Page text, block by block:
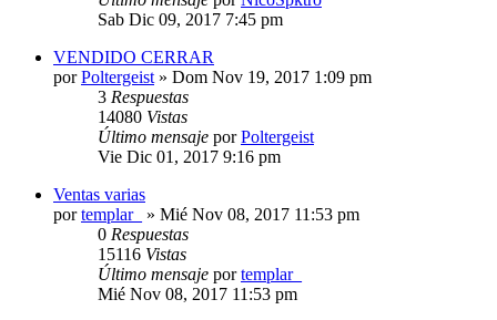
Sab Dic 09, 2017 7:45 pm
VENDIDO CERRAR
porPoltergeist » Dom Nov 19, 2017 1:09 pm
3 Respuestas
14080 Vistas
Último mensaje porPoltergeist
Vie Dic 01, 2017 9:16 pm
Ventas varias
portemplar_ » Mié Nov 08, 2017 11:53 pm
0 Respuestas
15116 Vistas
Último mensaje portemplar_
Mié Nov 08, 2017 11:53 pm